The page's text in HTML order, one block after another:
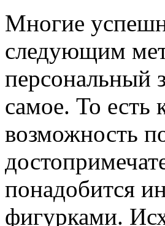
Многие
следующим
персональный
самое. То
возможность
понадобится
фигурками.